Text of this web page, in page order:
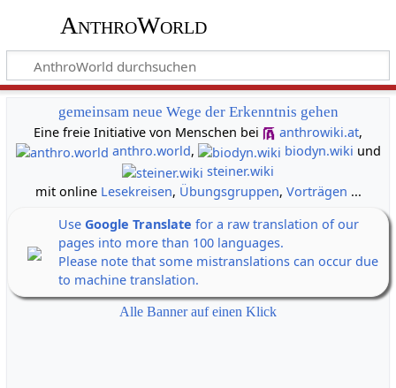
AnthroWorld
gemeinsam neue Wege der Erkenntnis gehen
Eine freie Initiative von Menschen bei
anthrowiki.at,
anthro.world, biodyn.wiki und
steiner.wiki
mit online Lesekreisen, Übungsgruppen, Vorträgen ...
Use Google Translate for a raw translation of our
pages into more than 100 languages.
Please note that some mistranslations can occur due
to machine translation.
Alle Banner auf einen Klick